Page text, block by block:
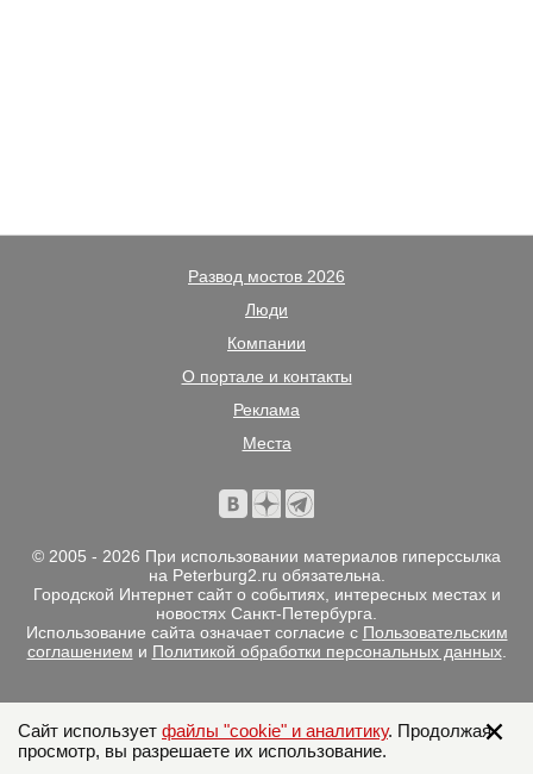
Развод мостов 2026
Люди
Компании
О портале и контакты
Реклама
Места
© 2005 - 2026 При использовании материалов гиперссылка
на Peterburg2.ru обязательна.
Городской Интернет сайт о событиях, интересных местах и
новостях Санкт-Петербурга.
Использование сайта означает согласие с Пользовательским
соглашением и Политикой обработки персональных данных.
Сайт использует файлы "cookie" и аналитику. Продолжая
просмотр, вы разрешаете их использование.